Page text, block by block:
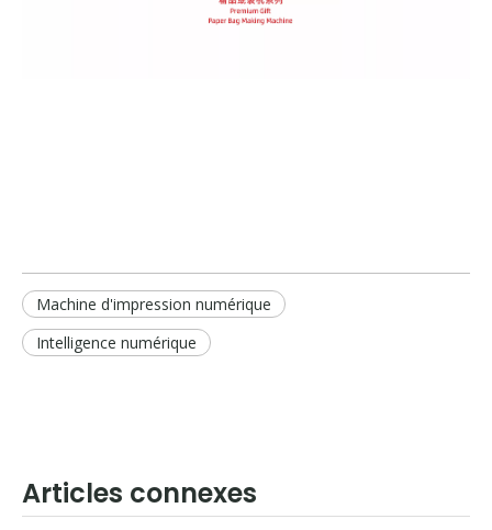
Machine d'impression numérique
Intelligence numérique
Articles connexes